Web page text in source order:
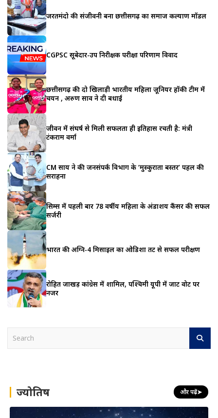
जरूरतमंदो की संजीवनी बना छत्तीसगढ़ का समाज कल्याण मॉडल
CGPSC सूबेदार-उप निरीक्षक परीक्षा परिणाम विवाद
छत्तीसगढ़ की दो खिलाड़ी भारतीय महिला जूनियर हॉकी टीम में
चयन , अरुण साव ने दी बधाई
जीवन में संघर्ष से मिली सफलता ही इतिहास रचती है: मंत्री
टंकराम वर्मा
CM साय ने की जनसंपर्क विभाग के ‘मुस्कुराता बस्तर’ पहल की
सराहना
सिम्स में पहली बार 78 वर्षीय महिला के अंडाशय कैंसर की सफल
सर्जरी
भारत की अग्नि-4 मिसाइल का ओडिशा तट से सफल परीक्षण
रोहित जाखड़ कांग्रेस में शामिल, पश्चिमी यूपी में जाट वोट पर
नजर
h ज्योतिष और पढ़ें➤